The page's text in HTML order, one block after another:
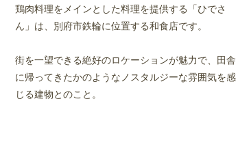
鶏肉料理をメインとした料理を提供する「ひでさ
ん」は、別府市鉄輪に位置する和食店です。
街を一望できる絶好のロケーションが魅力で、田舎
に帰ってきたかのようなノスタルジーな雰囲気を感
じる建物とのこと。